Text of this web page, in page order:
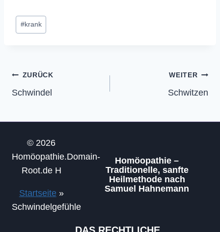
Schlagworte:
#krank
Beitragsnavigation
ZURÜCK
Schwindel
WEITER
Schwitzen
© 2026
Homöopathie.Domain-
Root.de H
Startseite»
Schwindelgefühle
Homöopathie –
Traditionelle, sanfte
Heilmethode nach
Samuel Hahnemann